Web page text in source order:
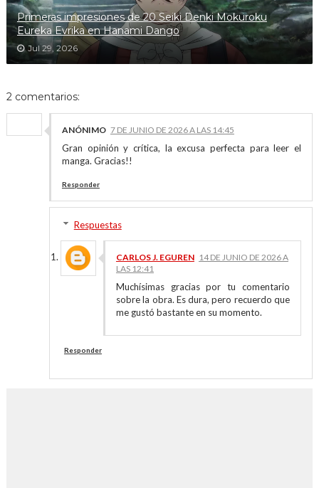
Primeras impresiones de 20 Seiki Denki Mokuroku
Eureka Evrika en Hanami Dango
Jul 29, 2026
2 comentarios:
ANÓNIMO 7 DE JUNIO DE 2026 A LAS 14:45
Gran opinión y crítica, la excusa perfecta para leer el
manga. Gracias!!
Responder
Respuestas
CARLOS J. EGUREN 14 DE JUNIO DE 2026 A
LAS 12:41
Muchísimas gracias por tu comentario
sobre la obra. Es dura, pero recuerdo que
me gustó bastante en su momento.
Responder